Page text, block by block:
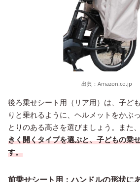
出典： Amazon.co.jp
後ろ乗せシート用（リア用）は、子ど
りと乗れるように、ヘルメットをかぶ
とりのある高さを選びましょう。また、
きく開くタイプを選ぶと、子どもの乗
す。
前乗せシート用：ハンドルの形状に